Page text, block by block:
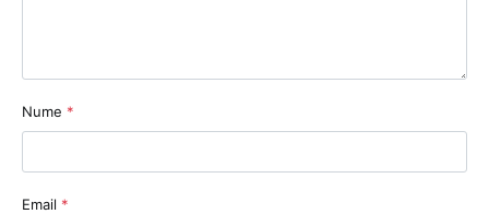
Nume *
Email *